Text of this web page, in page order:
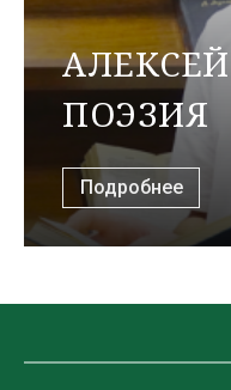
ПОЭЗИЯ
Подробнее